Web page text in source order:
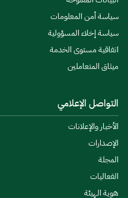
سياسة أمن المعلومات
سياسة إخلاء المسؤولية
اتفاقية مستوى الخدمة
ميثاق المتعاملين
التواصل الإعلامي
الأخبار والإعلانات
الإصدارات
المجلة
الفعاليات
هوية الهيئة